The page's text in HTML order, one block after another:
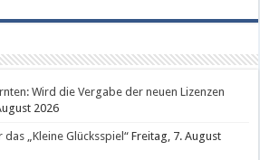
Wird die Vergabe der neuen Lizenzen
2026
„Kleine Glücksspiel“ Freitag, 7. August